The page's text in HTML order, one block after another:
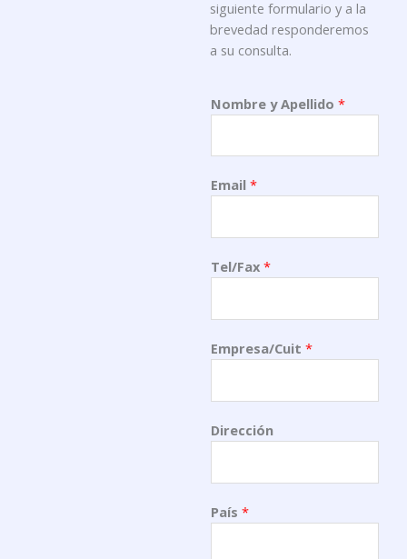
siguiente formulario y a la
brevedad responderemos
a su consulta.
Nombre y Apellido*
Email*
Tel/Fax*
Empresa/Cuit*
Dirección
País*